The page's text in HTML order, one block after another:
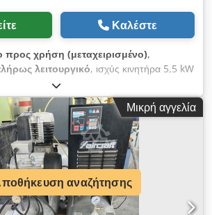
Καλέστε
προς χρήση (μεταχειρισμένο),
λειτουργικό, ισχύς κινητήρα 5,5 kW
300 l απόδοση 35 m³/h μέγιστη πίεση 8
V Dcjdpfx Amjy N N R Denek
Μικρή αγγελία
αναζήτησης